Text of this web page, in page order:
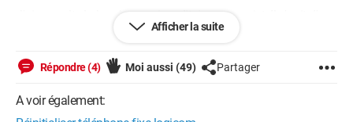
J'ai consulte la brochure qui ne dit rien a ce sujet. Il s'agit d'un
Merci
--
Demain c'est aujourd'hui
Afficher la suite
Répondre (4) Moi aussi (49) Partager
A voir également: